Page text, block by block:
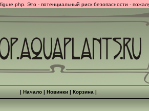
Это - потенциальный риск безопасности -
| Начало | Новинки | Корзина |